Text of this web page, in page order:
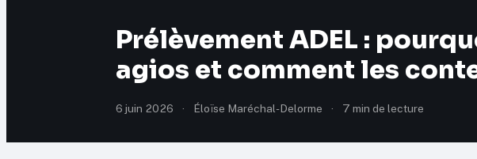
Prélèvement ADEL :
agios et comment les
6 juin 2026 · Éloïse Maréchal-Delorme · 7 min de lecture